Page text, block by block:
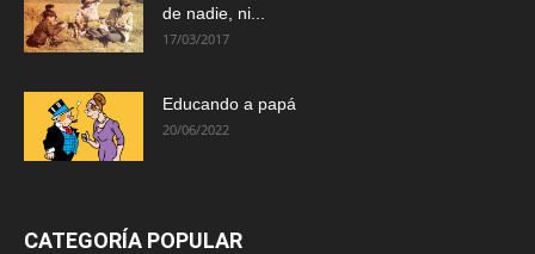
de nadie, ni...
17/03/2017
Educando a papá
20/06/2022
CATEGORÍA POPULAR